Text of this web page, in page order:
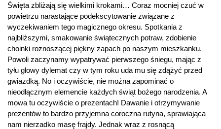
Święta zbliżają się wielkimi krokami… Coraz mocniej czuć w
powietrzu narastające podekscytowanie związane z
wyczekiwaniem tego magicznego okresu. Spotkania z
najbliższymi, smakowanie świątecznych potraw, zdobienie
choinki roznoszącej piękny zapach po naszym mieszkanku.
Powoli zaczynamy wypatrywać pierwszego śniegu, mając z
tyłu głowy dylemat czy w tym roku uda mu się zdążyć przed
gwiazdką. No i oczywiście, nie można zapominać o
nieodłącznym elemencie każdych świąt bożego narodzenia. A
mowa tu oczywiście o prezentach! Dawanie i otrzymywanie
prezentów to bardzo przyjemna coroczna rutyna, sprawiająca
nam nierzadko masę frajdy. Jednak wraz z rosnącą